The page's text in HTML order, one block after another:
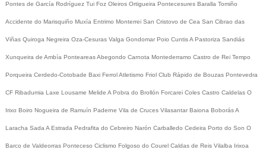
Pontes de García Rodríguez Tui Foz Oleiros Ortigueira Pontecesures Baralla Tomiño
Accidente do Marisquiño Muxía Entrimo Monterrei San Cristovo de Cea San Cibrao das
Viñas Quiroga Negreira Oza-Cesuras Valga Gondomar Poio CuntisA Pastoriza Sandiás
Xunqueira de Ambía PonteareasAbegondo Carnota Montederramo Castro de Rei Tempo
Porqueira Cerdedo-Cotobade Baxi FerrolAtletismo Friol Club Rápido de Bouzas Pontevedra
CF Ribadumia Laxe Lousame Melide A Pobra do Brollón Forcarei Coles Castro Caldelas O
Irixo Boiro Nogueira de Ramuín Paderne Vila de Cruces Vilasantar Baiona BoborásA
Laracha Sada A Estrada Pedrafita do Cebreiro Narón Carballedo Cedeira Porto do Son O
Barco de Valdeorras Ponteceso Ciclismo Folgoso do Courel Caldas de Reis Vilalba Irixoa